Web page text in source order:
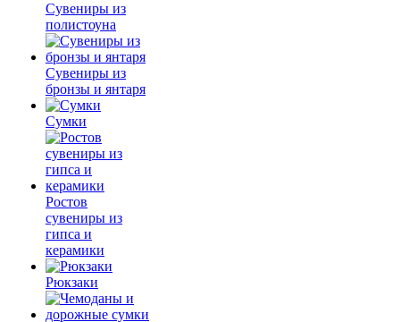
Сувениры из
полистоуна
Сувениры из
бронзы и янтаря
Сумки
Ростов
сувениры из
гипса и
керамики
Рюкзаки